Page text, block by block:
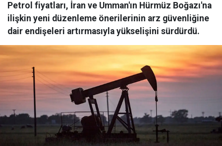
Petrol fiyatları, İran ve Umman'ın Hürmüz Boğazı'na
ilişkin yeni düzenleme önerilerinin arz güvenliğine
dair endişeleri artırmasıyla yükselişini sürdürdü.